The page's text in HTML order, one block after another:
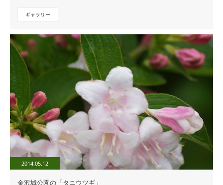
ギャラリー
2014.05.12
金沢城公園の「タニウツギ」